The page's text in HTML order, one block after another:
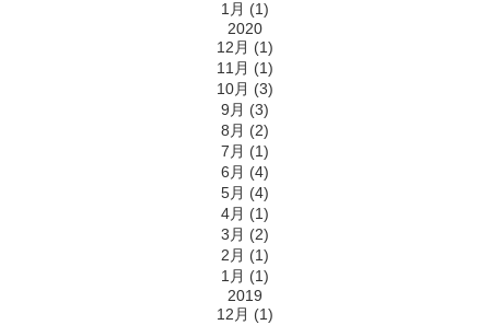
1月 (1)
2020
12月 (1)
11月 (1)
10月 (3)
9月 (3)
8月 (2)
7月 (1)
6月 (4)
5月 (4)
4月 (1)
3月 (2)
2月 (1)
1月 (1)
2019
12月 (1)